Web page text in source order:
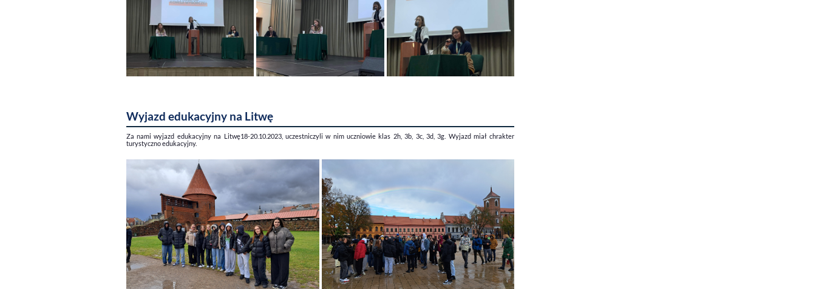
Wyjazd edukacyjny na Litwę
Za nami wyjazd edukacyjny na Litwę18-20.10.2023, uczestniczyli w nim uczniowie klas 2h, 3b, 3c, 3d, 3g. Wyjazd miał chrakter
turystyczno edukacyjny.